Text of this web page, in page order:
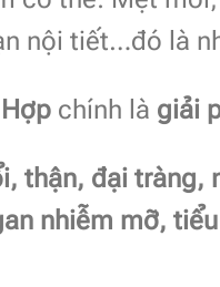
nội tiết…đó là
chính là giải
thận, đại tràng,
nhiễm mỡ,